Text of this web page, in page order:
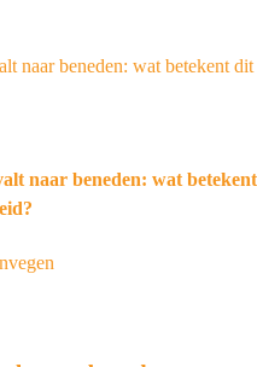
naar beneden: wat betekent
naar beneden: wat